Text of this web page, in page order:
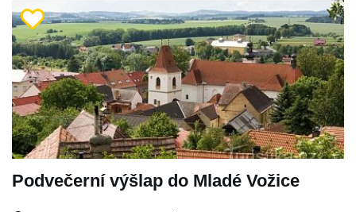
Podvečerní výšlap do Mladé Vožice